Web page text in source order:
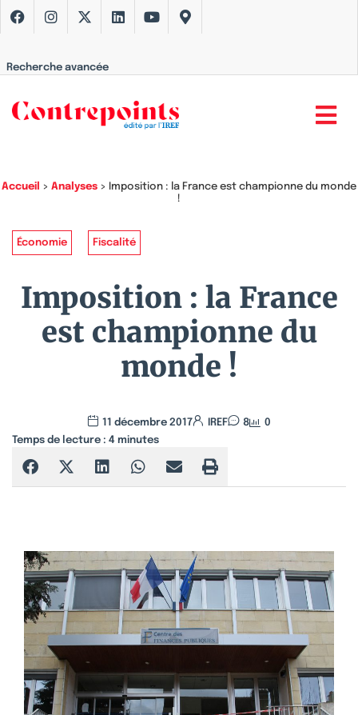
Recherche avancée
Accueil > Analyses >
Imposition : la France est championne du monde
!
Économie Fiscalité
Imposition : la France
est championne du
monde !
11 décembre 2017 IREF 8
0
Temps de lecture : 4 minutes